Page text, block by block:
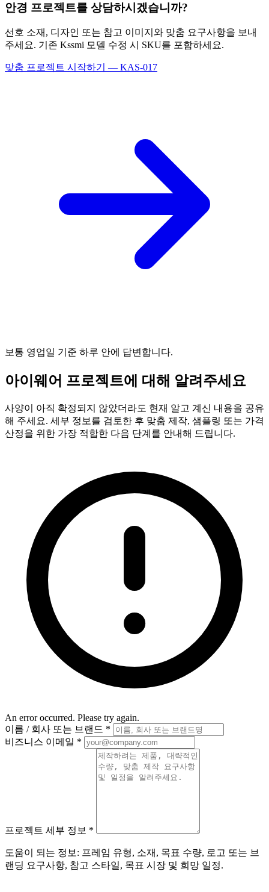
안경 프로젝트를 상담하시겠습니까?
선호 소재, 디자인 또는 참고 이미지와 맞춤 요구사항을 보내
주세요. 기존 Kssmi 모델 수정 시 SKU를 포함하세요.
맞춤 프로젝트 시작하기 — KAS-017
보통 영업일 기준 하루 안에 답변합니다.
아이웨어 프로젝트에 대해 알려주세요
사양이 아직 확정되지 않았더라도 현재 알고 계신 내용을 공유
해 주세요. 세부 정보를 검토한 후 맞춤 제작, 샘플링 또는 가격
산정을 위한 가장 적합한 다음 단계를 안내해 드립니다.
An error occurred. Please try again.
이름 / 회사 또는 브랜드 *
비즈니스 이메일 *
프로젝트 세부 정보 *
도움이 되는 정보: 프레임 유형, 소재, 목표 수량, 로고 또는 브
랜딩 요구사항, 참고 스타일, 목표 시장 및 희망 일정.